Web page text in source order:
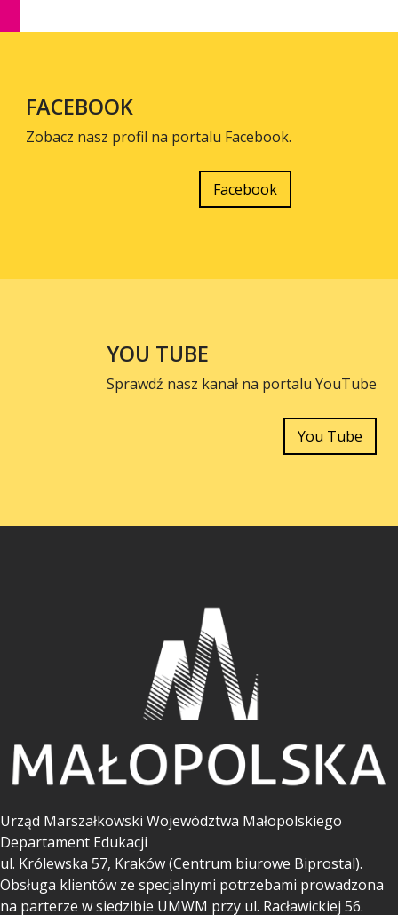
FACEBOOK
Zobacz nasz profil na portalu Facebook.
Facebook
YOU TUBE
Sprawdź nasz kanał na portalu YouTube
You Tube
Urząd Marszałkowski Województwa Małopolskiego
Departament Edukacji
ul. Królewska 57, Kraków (Centrum biurowe Biprostal).
Obsługa klientów ze specjalnymi potrzebami prowadzona
na parterze w siedzibie UMWM przy ul. Racławickiej 56.